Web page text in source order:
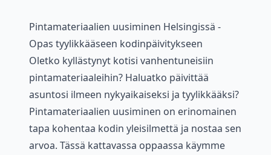
Pintamateriaalien uusiminen Helsingissä -
Opas tyylikkääseen kodinpäivitykseen
Oletko kyllästynyt kotisi vanhentuneisiin
pintamateriaaleihin? Haluatko päivittää
asuntosi ilmeen nykyaikaiseksi ja tyylikkääksi?
Pintamateriaalien uusiminen on erinomainen
tapa kohentaa kodin yleisilmettä ja nostaa sen
arvoa. Tässä kattavassa oppaassa käymme